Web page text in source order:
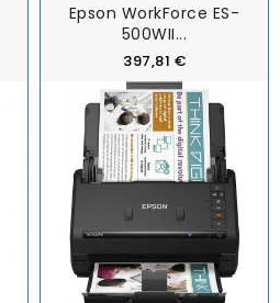
Epson WorkForce ES-
500WII...
397,81 €